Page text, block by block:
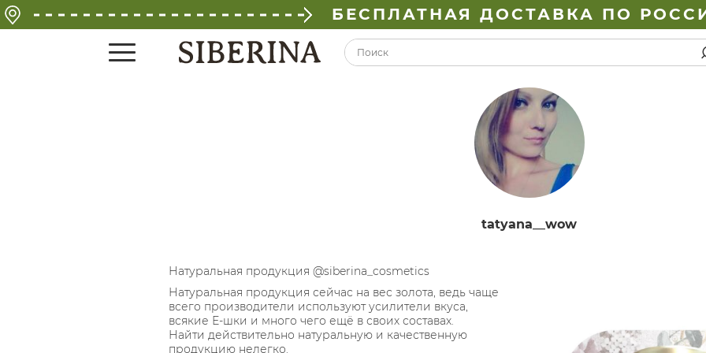
БЕСПЛАТНАЯ ДОСТАВКА ПО
tatyana__wow
Натуральная продукция @siberina_cosmetics
Натуральная продукция сейчас на вес золота, ведь чаще
всего производители используют усилители вкуса,
всякие Е-шки и много чего ещё в своих составах.
Найти действительно натуральную и качественную
продукцию нелегко.